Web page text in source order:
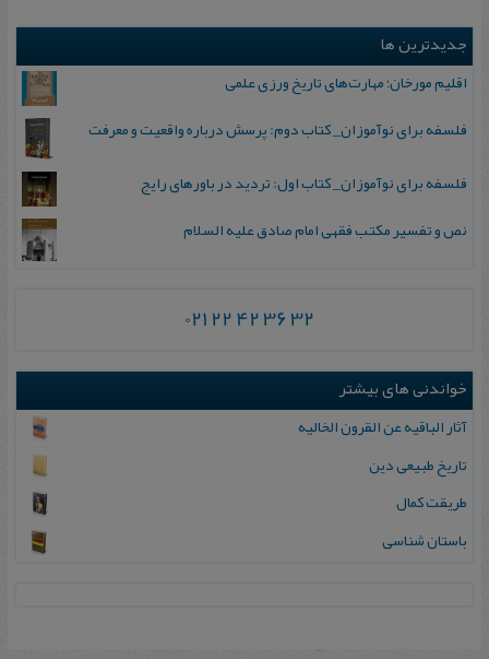
جدیدترین ها
اقلیم مورخان؛ مهارت‌های تاریخ ورزی علمی
فلسفه برای نوآموزان_ کتاب دوم: پرسش درباره واقعیت و معرفت
فلسفه برای نوآموزان_ کتاب اول: تردید در باورهای رایج
نص و تفسیر مکتب فقهی امام صادق علیه السلام
021 22 42 36 32
خواندنی های بیشتر
آث‍ار ال‍ب‍اقیه‌ ع‍ن‌ ال‍ق‍رون‌ ال‍خ‍الیه‌
تاریخ طبیعی دین
طریقت کمال
باستان شناسی